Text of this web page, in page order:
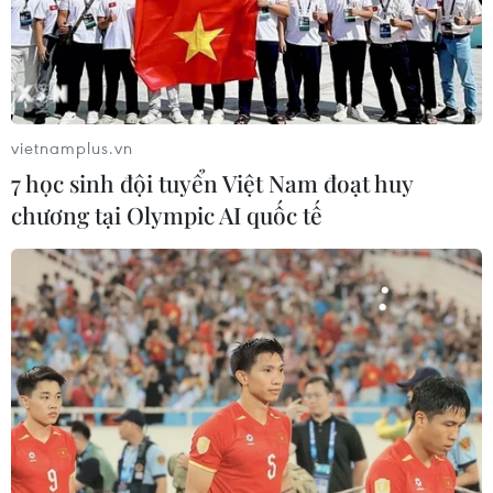
Khẩn trương phân luồng giao thông sau vụ sạt
lở trên tuyến ĐT161 ở Lào Cai
TIN LIÊN QUAN
vietnamplus.vn
7 học sinh đội tuyển Việt Nam đoạt huy
chương tại Olympic AI quốc tế